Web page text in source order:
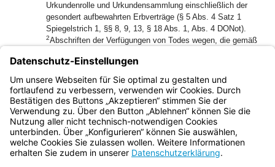
Urkundenrolle und Urkundensammlung einschließlich der
gesondert aufbewahrten Erbverträge (§ 5 Abs. 4 Satz 1
Spiegelstrich 1, §§ 8, 9, 13, § 18 Abs. 1, Abs. 4 DONot).
2Abschriften der Verfügungen von Todes wegen, die gemäß
Fassung zu den Nebenakten genommen worden sind, sind
abweichend von Nummer 2.1 dauernd aufzubewahren (§ 5
Abs. 4 Satz 2 DONot).
Bayern.de
BayernPortal